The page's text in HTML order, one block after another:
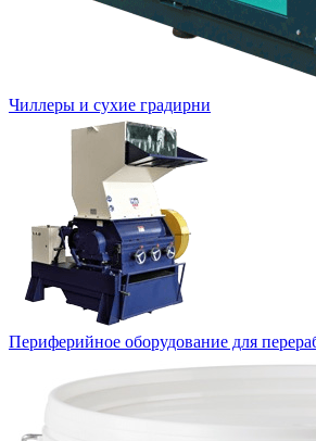
Чиллеры и сухие градирни
Периферийное оборудование для